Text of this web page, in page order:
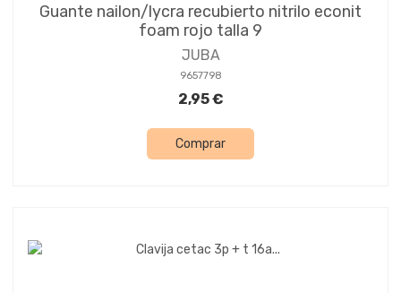
Guante nailon/lycra recubierto nitrilo econit
foam rojo talla 9
JUBA
9657798
2,95 €
Comprar